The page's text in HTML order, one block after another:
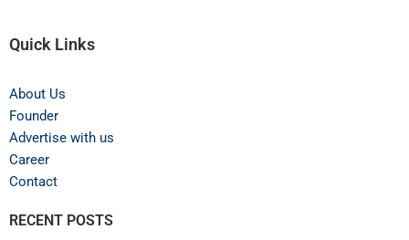
Quick Links
About Us
Founder
Advertise with us
Career
Contact
RECENT POSTS